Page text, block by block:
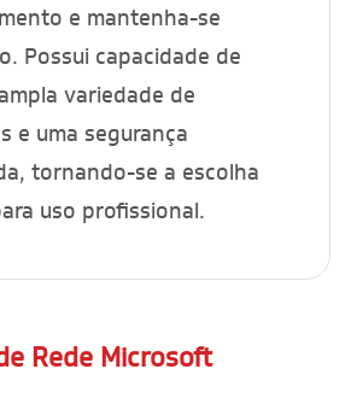
e mantenha-se
Possui capacidade de
variedade de
e uma segurança
tornando-se a escolha
uso profissional.
Rede Microsoft